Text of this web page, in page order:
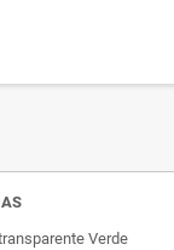
Verde